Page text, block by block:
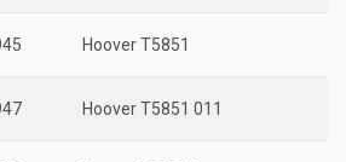
Hoover T5851
Hoover T5851 011